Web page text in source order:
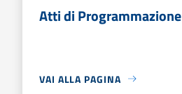
Atti di Programmazione
VAI ALLA PAGINA